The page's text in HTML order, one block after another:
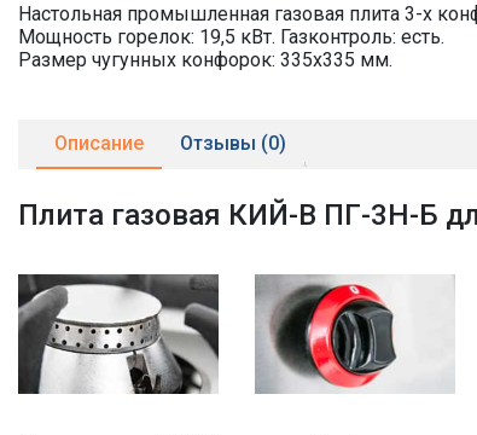
Настольная промышленная газовая плита 3-х
Мощность горелок: 19,5 кВт. Газконтроль: есть.
Размер чугунных конфорок: 335х335 мм.
Описание Отзывы (0)
Плита газовая КИЙ-В ПГ-3Н-Б